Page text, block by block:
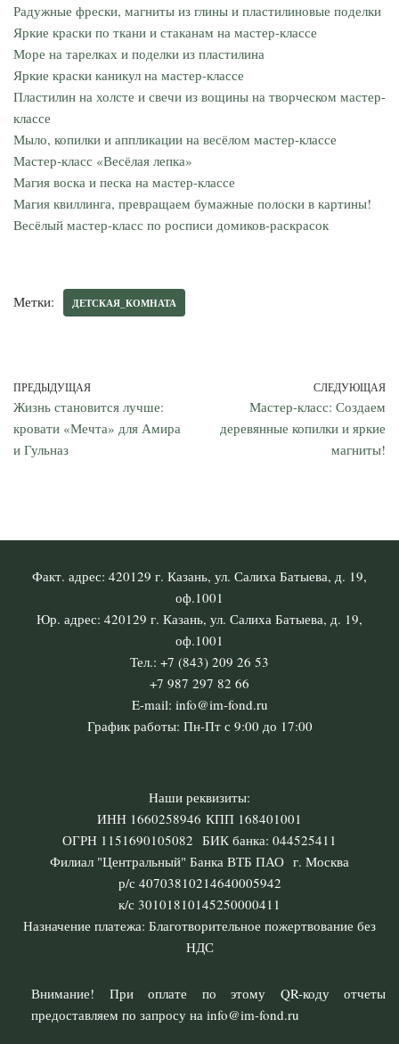
Радужные фрески, магниты из глины и пластилиновые поделки
Яркие краски по ткани и стаканам на мастер-классе
Море на тарелках и поделки из пластилина
Яркие краски каникул на мастер-классе
Пластилин на холсте и свечи из вощины на творческом мастер-
классе
Мыло, копилки и аппликации на весёлом мастер-классе
Мастер‑класс «Весёлая лепка»
Магия воска и песка на мастер-классе
Магия квиллинга, превращаем бумажные полоски в картины!
Весёлый мастер-класс по росписи домиков-раскрасок
Метки: ДЕТСКАЯ_КОМНАТА
ПРЕДЫДУЩАЯ
Жизнь становится лучше:
кровати «Мечта» для Амира
и Гульназ
СЛЕДУЮЩАЯ
Мастер-класс: Создаем
деревянные копилки и яркие
магниты!
Факт. адрес: 420129 г. Казань, ул. Салиха Батыева, д. 19,
оф.1001
Юр. адрес: 420129 г. Казань, ул. Салиха Батыева, д. 19,
оф.1001
Тел.: +7 (843) 209 26 53
+7 987 297 82 66
E-mail: info@im-fond.ru
График работы: Пн-Пт с 9:00 до 17:00
Наши реквизиты:
ИНН 1660258946 КПП 168401001
ОГРН 1151690105082 БИК банка: 044525411
Филиал "Центральный" Банка ВТБ ПАО г. Москва
р/с 40703810214640005942
к/с 30101810145250000411
Назначение платежа: Благотворительное пожертвование без
НДС
Внимание! При оплате по этому QR-коду отчеты
предоставляем по запросу на info@im-fond.ru